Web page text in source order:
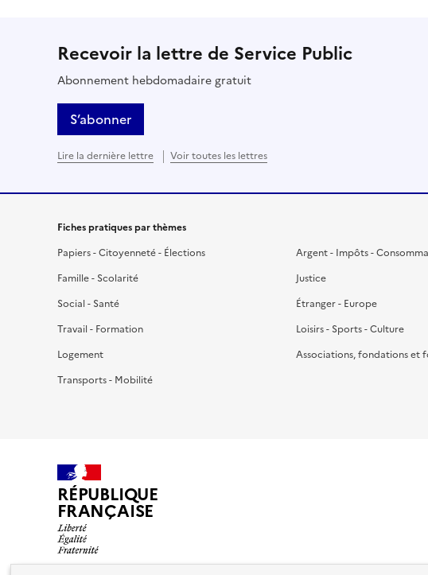
Recevoir la lettre de Service Public
Abonnement hebdomadaire gratuit
S’abonner
Lire la dernière lettre Voir toutes les lettres
Fiches pratiques par thèmes
Papiers - Citoyenneté - Élections
Famille - Scolarité
Social - Santé
Travail - Formation
Logement
Transports - Mobilité
Argent - Impôts -
Justice
Étranger - Europe
Loisirs - Sports - Culture
Associations, fondations et
RÉPUBLIQUE
FRANÇAISE